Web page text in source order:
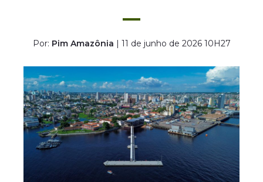
Por: Pim Amazônia | 11 de junho de 2026 10H27